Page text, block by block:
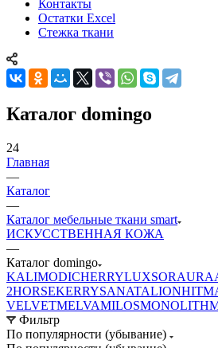
Контакты
Остатки Excel
Стежка ткани
Каталог domingo
24
Главная
—
Каталог
—
Каталог мебельные ткани smart
ИСКУССТВЕННАЯ КОЖА
—
Каталог domingo
KALIMODICHERRYLUXSORAURA
2HORSEKERRYSANATALIONHIT
VELVETMELVAMILOSMONOLITH
Фильтр
По популярности (убывание)